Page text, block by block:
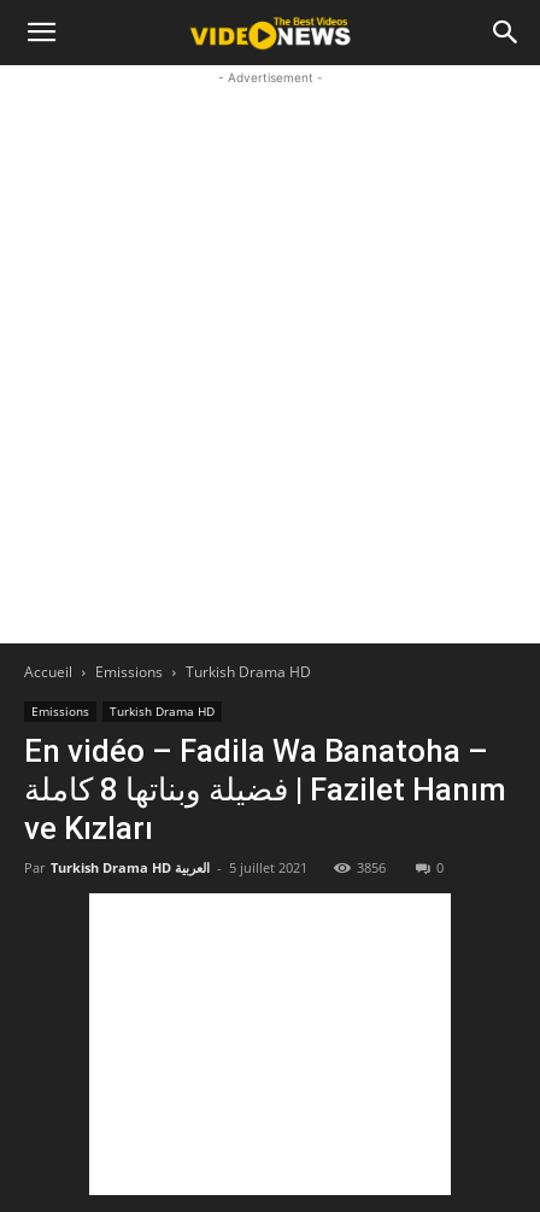
- Advertisement -
Accueil Emissions Turkish Drama HD
Emissions Turkish Drama HD
En vidéo – Fadila Wa Banatoha –
فضيلة وبناتها 8 كاملة | Fazilet Hanım
ve Kızları
Par Turkish Drama HD العربية - 5 juillet 2021 3856 0